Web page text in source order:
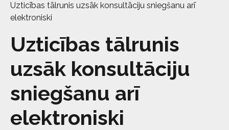
Новости
Услуги
Об Обществе
Свяжитесь с
Uzticības tālrunis uzsāk konsultāciju sniegšanu arī
elektroniski
Uzticības tālrunis
uzsāk konsultāciju
sniegšanu arī
elektroniski